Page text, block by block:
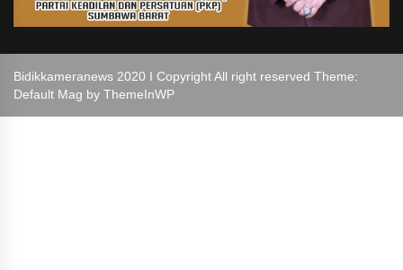
Bidikkameranews 2020 I Copyright All right reserved Theme:
Default Mag by ThemeInWP